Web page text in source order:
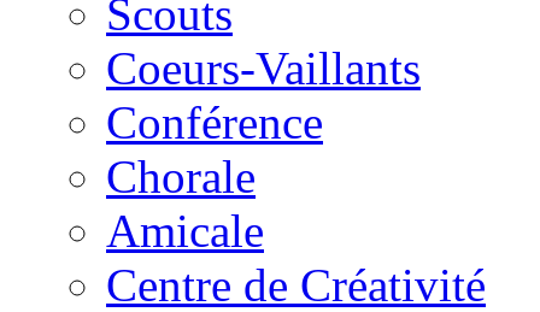
Scouts
Coeurs-Vaillants
Conférence
Chorale
Amicale
Centre de Créativité